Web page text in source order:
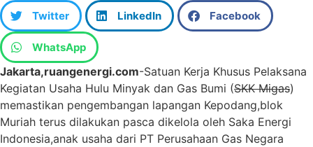
Twitter LinkedIn Facebook
WhatsApp
Jakarta,ruangenergi.com-Satuan Kerja Khusus Pelaksana
Kegiatan Usaha Hulu Minyak dan Gas Bumi (SKK Migas)
memastikan pengembangan lapangan Kepodang,blok
Muriah terus dilakukan pasca dikelola oleh Saka Energi
Indonesia,anak usaha dari PT Perusahaan Gas Negara